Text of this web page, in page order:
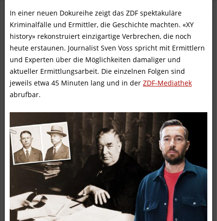
In einer neuen Dokureihe zeigt das ZDF spektakuläre
Kriminalfälle und Ermittler, die Geschichte machten. «XY
history» rekonstruiert einzigartige Verbrechen, die noch
heute erstaunen. Journalist Sven Voss spricht mit Ermittlern
und Experten über die Möglichkeiten damaliger und
aktueller Ermittlungsarbeit. Die einzelnen Folgen sind
jeweils etwa 45 Minuten lang und in der ZDF-Mediathek
abrufbar.